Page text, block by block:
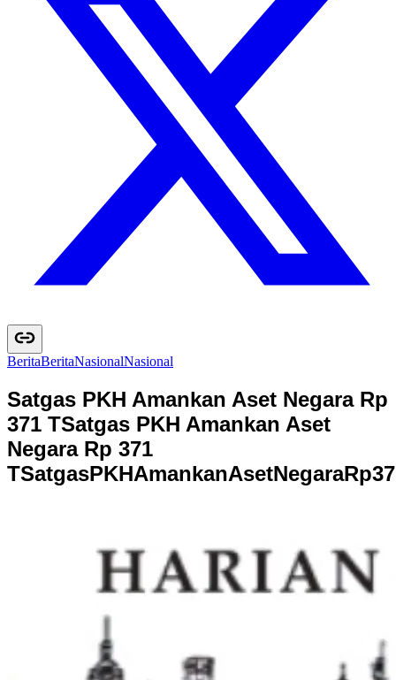
BeritaBeritaNasionalNasional
Satgas PKH Amankan Aset Negara Rp
371 TSatgas PKH Amankan Aset
Negara Rp 371
TSatgasPKHAmankanAsetNegaraRp37